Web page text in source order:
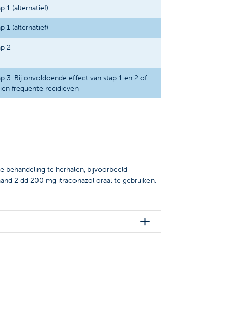
1 (alternatief)
1 (alternatief)
2
3. Bij onvoldoende effect van stap 1 en 2 of
frequente recidieven
behandeling te herhalen, bijvoorbeeld
2 dd 200 mg itraconazol oraal te gebruiken.